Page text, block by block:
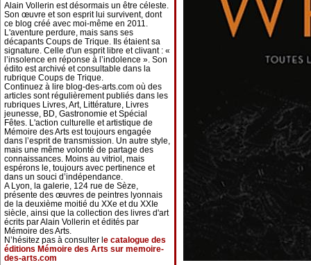
Alain Vollerin est désormais un être céleste.
Son œuvre et son esprit lui survivent, dont
ce blog créé avec moi-même en 2011.
L'aventure perdure, mais sans ses
décapants Coups de Trique. Ils étaient sa
signature. Celle d'un esprit libre et clivant : «
l’insolence en réponse à l’indolence ». Son
édito est archivé et consultable dans la
rubrique Coups de Trique.
Continuez à lire blog-des-arts.com où des
articles sont régulièrement publiés dans les
rubriques Livres, Art, Littérature, Livres
jeunesse, BD, Gastronomie et Spécial
Fêtes. L'action culturelle et artistique de
Mémoire des Arts est toujours engagée
dans l’esprit de transmission. Un autre style,
mais une même volonté de partage des
connaissances. Moins au vitriol, mais
espérons le, toujours avec pertinence et
dans un souci d’indépendance.
A Lyon, la galerie, 124 rue de Sèze,
présente des œuvres de peintres lyonnais
de la deuxième moitié du XXe et du XXIe
siècle, ainsi que la collection des livres d'art
écrits par Alain Vollerin et édités par
Mémoire des Arts.
N’hésitez pas à consulter l e catalogue des
éditions Mémoire des Arts sur memoire-
des-arts.com